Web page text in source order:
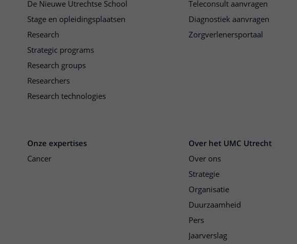
De Nieuwe Utrechtse School
Stage en opleidingsplaatsen
Research
Strategic programs
Research groups
Researchers
Research technologies
Teleconsult aanvragen
Diagnostiek aanvragen
Zorgverlenersportaal
Onze expertises
Cancer
Over het UMC Utrecht
Over ons
Strategie
Organisatie
Duurzaamheid
Pers
Jaarverslag